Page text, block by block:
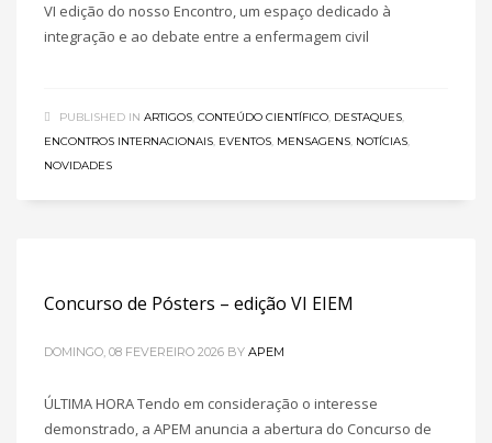
VI edição do nosso Encontro, um espaço dedicado à
integração e ao debate entre a enfermagem civil
PUBLISHED IN ARTIGOS, CONTEÚDO CIENTÍFICO, DESTAQUES,
ENCONTROS INTERNACIONAIS, EVENTOS, MENSAGENS, NOTÍCIAS,
NOVIDADES
Concurso de Pósters – edição VI EIEM
DOMINGO, 08 FEVEREIRO 2026 BY APEM
ÚLTIMA HORA Tendo em consideração o interesse
demonstrado, a APEM anuncia a abertura do Concurso de